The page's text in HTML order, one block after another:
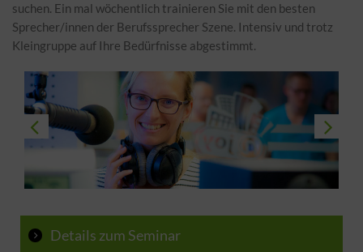
suchen. Ein mal wöchentlich trainieren Sie mit den besten
Sprecher/innen der Berufssprecher Szene. Intensiv und trotz
Kleingruppe auf Ihre Bedürfnisse abgestimmt.
Details zum Seminar